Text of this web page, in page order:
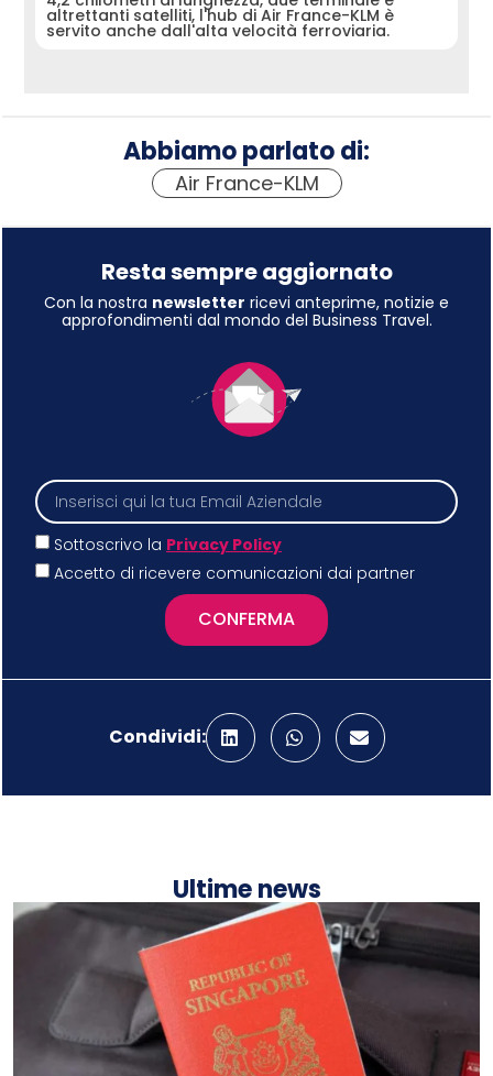
altrettanti satelliti, l'hub di Air France-KLM è
servito anche dall'alta velocità ferroviaria.
Abbiamo parlato di:
Air France-KLM
Resta sempre aggiornato
Con la nostra newsletter ricevi anteprime, notizie e
approfondimenti dal mondo del Business Travel.
Sottoscrivo la Privacy Policy
Accetto di ricevere comunicazioni dai partner
CONFERMA
Condividi:
Ultime news